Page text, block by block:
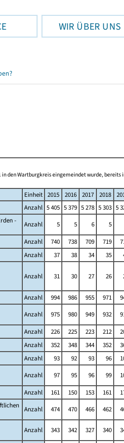
WIR ÜBER UNS
den Wartburgkreis eingemeindet wurde, bereits
Einheit 2015 2016 2017 2018
Anzahl 5 405 5 379 5 278 5 303 5
-
Anzahl 5 5 6 5
Anzahl 740 738 709 719
Anzahl 37 38 34 35
Anzahl 31 30 27 26
Anzahl 994 986 955 971
Anzahl 975 980 949 932
Anzahl 226 225 223 212
Anzahl 352 348 344 352
Anzahl 93 92 93 96
Anzahl 97 95 96 99
Anzahl 161 150 153 161
Anzahl 474 470 466 462
Anzahl 343 342 327 340